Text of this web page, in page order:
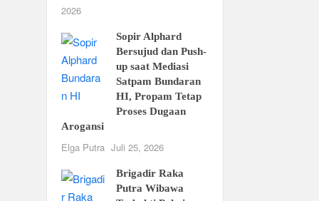
2026
Sopir Alphard
Bersujud dan Push-
up saat Mediasi
Satpam Bundaran
HI, Propam Tetap
Proses Dugaan
Arogansi
Elga Putra Juli 25, 2026
Brigadir Raka
Putra Wibawa